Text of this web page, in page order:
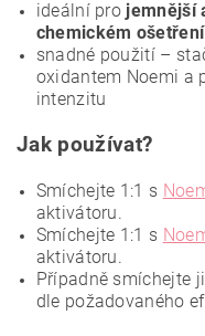
ideální pro jemnější
chemickém
snadné použití –
oxidantem Noemi a
intenzitu
Jak používat?
Smíchejte 1:1 s
aktivátoru.
Smíchejte 1:1 s
aktivátoru.
Případně smíchejte
dle požadovaného